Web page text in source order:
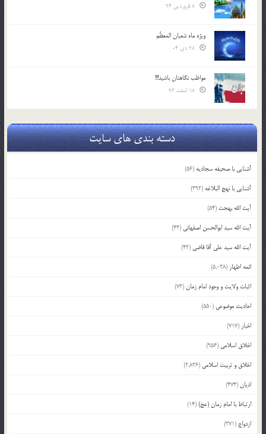
ویژه ماه شعبان المعظّم
مواظب نگاهتان باشید!!!
دسته بندی های سایت
آشنایی با صحیفه سجادیه (56)
آشنایی با نهج البلاغه (392)
آیت الله بهجت (54)
آیت الله سید ابوالحسن اصفهانی (43)
آیت الله سید علی آقا قاضی (42)
ائمه اطهار (5,038)
اثبات ولایت و وجود امام زمان(73)
احادیث موضوعی (550)
اخبار (717)
اخلاق اسلامی (956)
اخلاق و تربیت اسلامی (2,836)
ادیان(474)
ارتباط با امام زمان (عج)(14)
ازدواج (371)